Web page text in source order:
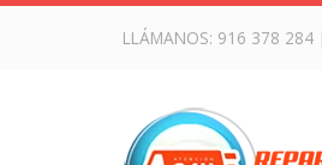
LLÁMANOS: 916 378 284